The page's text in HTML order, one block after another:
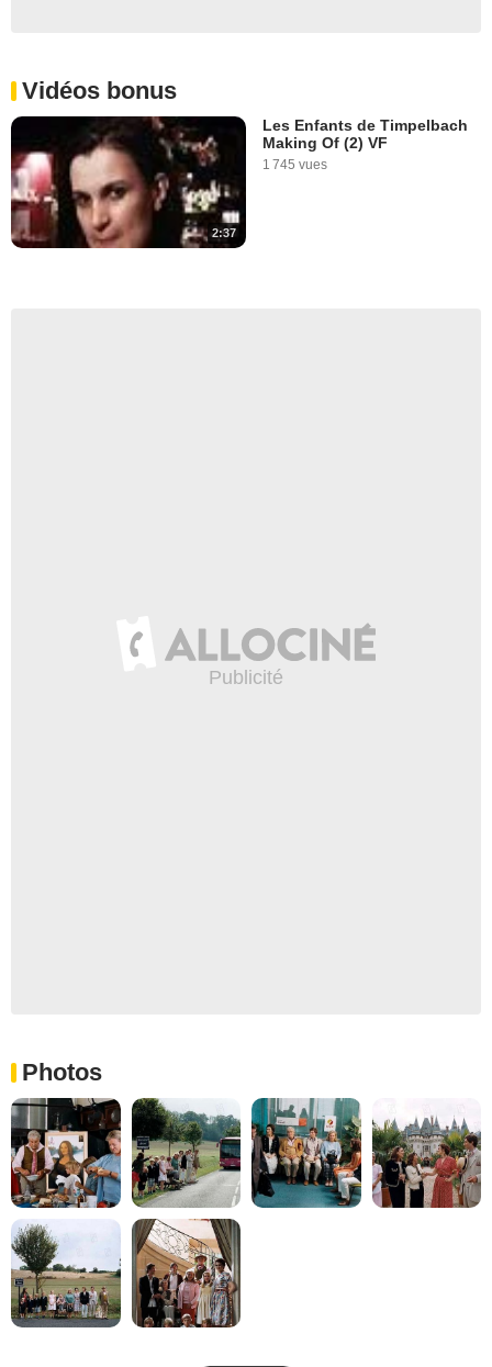
Vidéos bonus
2:37
Les Enfants de Timpelbach
Making Of (2) VF
1 745 vues
Photos